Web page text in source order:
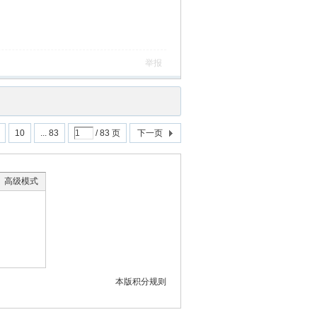
举报
10 ... 83 / 83 页 下一页
高级模式
本版积分规则